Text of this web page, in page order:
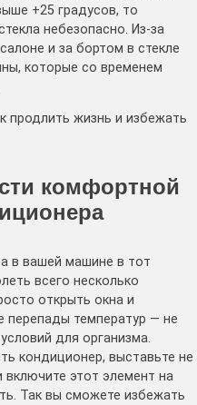
+25 градусов, то
небезопасно. Из-за
и за бортом в стекле
которые со временем
продлить жизнь и избежать
комфортной
в вашей машине в тот
всего несколько
открыть окна и
перепады температур — не
для организма.
кондиционер, выставьте не
включите этот элемент на
Так вы сможете избежать